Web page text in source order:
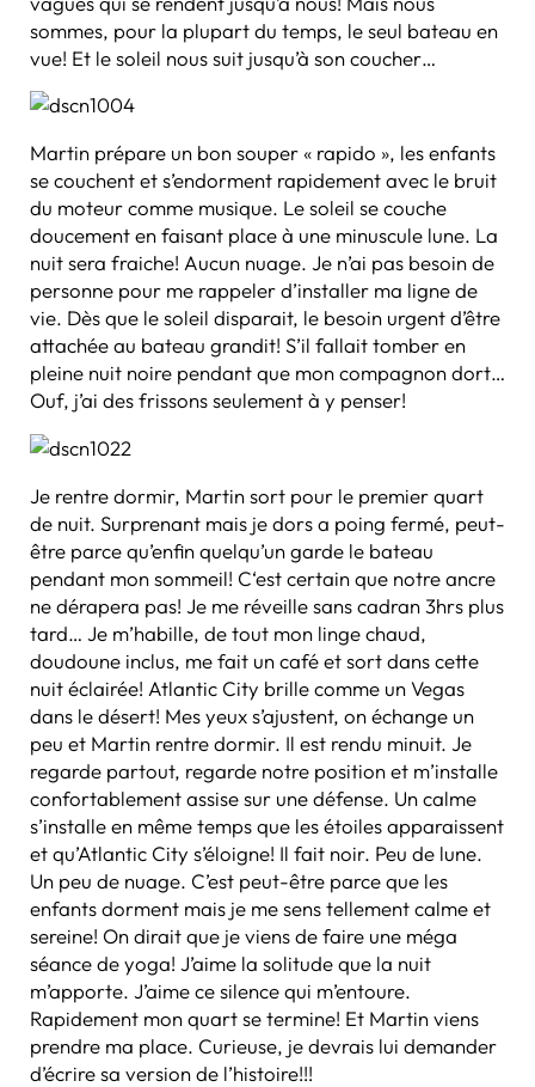
sommes, pour la plupart du temps, le seul bateau en
vue! Et le soleil nous suit jusqu’à son coucher…
Martin prépare un bon souper « rapido », les enfants
se couchent et s’endorment rapidement avec le bruit
du moteur comme musique. Le soleil se couche
doucement en faisant place à une minuscule lune. La
nuit sera fraiche! Aucun nuage. Je n’ai pas besoin de
personne pour me rappeler d’installer ma ligne de
vie. Dès que le soleil disparait, le besoin urgent d’être
attachée au bateau grandit! S’il fallait tomber en
pleine nuit noire pendant que mon compagnon dort…
Ouf, j’ai des frissons seulement à y penser!
Je rentre dormir, Martin sort pour le premier quart
de nuit. Surprenant mais je dors a poing fermé, peut-
être parce qu’enfin quelqu’un garde le bateau
pendant mon sommeil! C‘est certain que notre ancre
ne dérapera pas! Je me réveille sans cadran 3hrs plus
tard… Je m’habille, de tout mon linge chaud,
doudoune inclus, me fait un café et sort dans cette
nuit éclairée! Atlantic City brille comme un Vegas
dans le désert! Mes yeux s’ajustent, on échange un
peu et Martin rentre dormir. Il est rendu minuit. Je
regarde partout, regarde notre position et m’installe
confortablement assise sur une défense. Un calme
s’installe en même temps que les étoiles apparaissent
et qu’Atlantic City s’éloigne! Il fait noir. Peu de lune.
Un peu de nuage. C’est peut-être parce que les
enfants dorment mais je me sens tellement calme et
sereine! On dirait que je viens de faire une méga
séance de yoga! J’aime la solitude que la nuit
m’apporte. J’aime ce silence qui m’entoure.
Rapidement mon quart se termine! Et Martin viens
prendre ma place. Curieuse, je devrais lui demander
d’écrire sa version de l’histoire!!!